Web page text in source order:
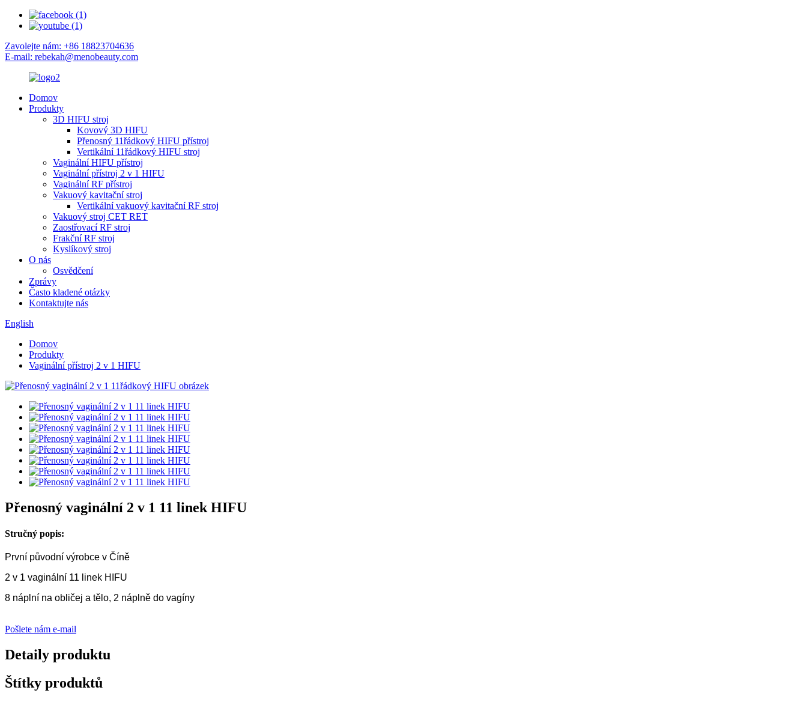
Zavolejte nám: +86 18823704636
E-mail: rebekah@menobeauty.com
Domov
Produkty
3D HIFU stroj
Kovový 3D HIFU
Přenosný 11řádkový HIFU přístroj
Vertikální 11řádkový HIFU stroj
Vaginální HIFU přístroj
Vaginální přístroj 2 v 1 HIFU
Vaginální RF přístroj
Vakuový kavitační stroj
Vertikální vakuový kavitační RF stroj
Vakuový stroj CET RET
Zaostřovací RF stroj
Frakční RF stroj
Kyslíkový stroj
O nás
Osvědčení
Zprávy
Často kladené otázky
Kontaktujte nás
English
Domov
Produkty
Vaginální přístroj 2 v 1 HIFU
Přenosný vaginální 2 v 1 11 linek HIFU
Stručný popis:
První původní výrobce v Číně
2 v 1 vaginální 11 linek HIFU
8 náplní na obličej a tělo, 2 náplně do vagíny
Pošlete nám e-mail
Detaily produktu
Štítky produktů